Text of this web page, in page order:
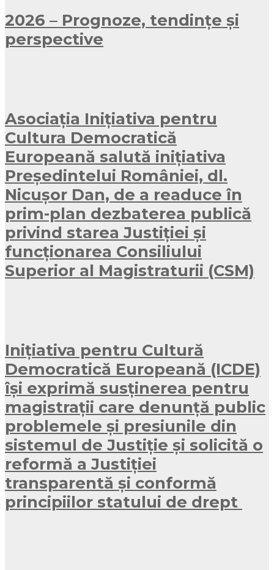
2026 – Prognoze, tendințe și
perspective
Asociația Inițiativa pentru
Cultura Democratică
Europeană salută inițiativa
Președintelui României, dl.
Nicușor Dan, de a readuce în
prim-plan dezbaterea publică
privind starea Justiției și
funcționarea Consiliului
Superior al Magistraturii (CSM)
Inițiativa pentru Cultură
Democratică Europeană (ICDE)
își exprimă susținerea pentru
magistrații care denunță public
problemele și presiunile din
sistemul de Justiție și solicită o
reformă a Justiției
transparentă și conformă
principiilor statului de drept